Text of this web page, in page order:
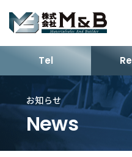
Tel
お知らせ
News